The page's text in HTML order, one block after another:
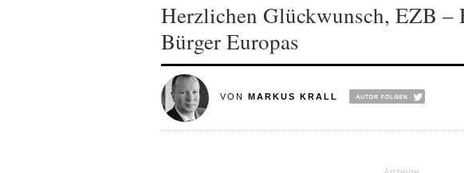
Herzlichen Glückwunsch, EZB –
Bürger Europas
VON MARKUS KRALL